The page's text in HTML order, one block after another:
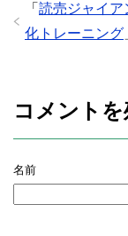
「 読売ジャイア
化トレーニング
コメント
名前